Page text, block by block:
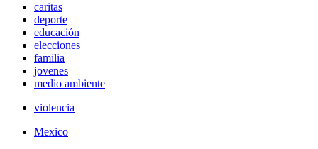
caritas
deporte
educación
elecciones
familia
jovenes
medio ambiente
violencia
Mexico